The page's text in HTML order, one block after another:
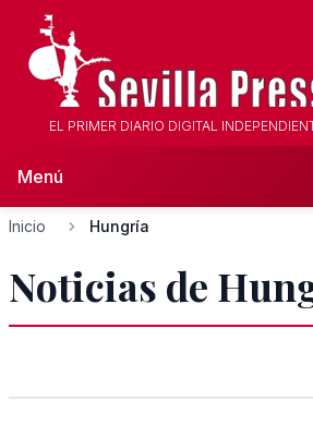
EL PRIMER DIARIO DIGITAL
Menú
Inicio Hungría
Noticias de